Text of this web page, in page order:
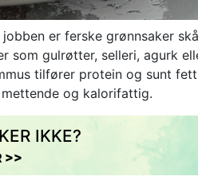
er ferske grønnsaker
som gulrøtter, selleri, agurk
tilfører protein og sunt
og kalorifattig.
IKKE?
>>